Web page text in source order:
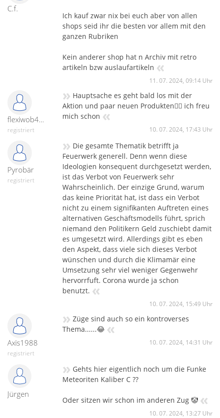
C.f.
Ich kauf zwar nix bei euch aber von allen
shops seid ihr die besten vor allem mit den
ganzen Rubriken
Kein anderer shop hat n Archiv mit retro
artikeln bzw auslaufartikeln «
11. 07. 2024, 09:14 Uhr
flexiwob45-31729
registriert
» Hauptsache es geht bald los mit der
Aktion und paar neuen Produkten👍🏻 ich freu
mich schon «
10. 07. 2024, 17:43 Uhr
Pyrobär
registriert
» Die gesamte Thematik betrifft ja
Feuerwerk generell. Denn wenn diese
Ideologien konsequent durchgesetzt werden,
ist das Verbot von Feuerwerk sehr
Wahrscheinlich. Der einzige Grund, warum
das keine Priorität hat, ist dass ein Verbot
nicht zu einem signifikanten Auftreten eines
alternativen Geschäftsmodells führt, sprich
niemand den Politikern Geld zuschiebt damit
es umgesetzt wird. Allerdings gibt es eben
den Aspekt, dass viele sich dieses Verbot
wünschen und durch die Klimamär eine
Umsetzung sehr viel weniger Gegenwehr
hervorrfuft. Corona wurde ja schon
benutzt. «
10. 07. 2024, 15:49 Uhr
Axis1988
registriert
» Züge sind auch so ein kontroverses
Thema......😂 «
10. 07. 2024, 14:31 Uhr
Jürgen
» Gehts hier eigentlich noch um die Funke
Meteoriten Kaliber C ??
Oder sitzen wir schon im anderen Zug 🤡 «
10. 07. 2024, 13:27 Uhr